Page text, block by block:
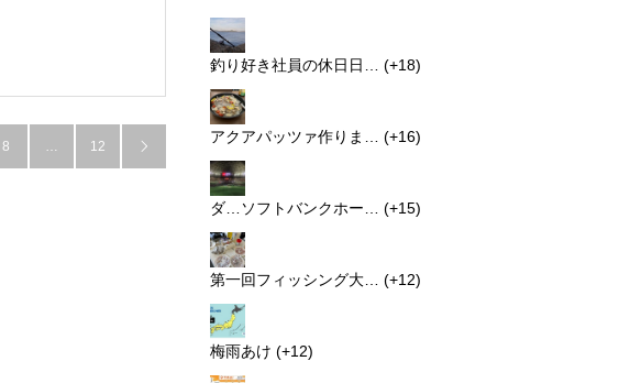
8 … 12 
釣り好き社員の休日日… +18
アクアパッツァ作りま… +16
ダ…ソフトバンクホー… +15
第一回フィッシング大… +12
梅雨あけ +12